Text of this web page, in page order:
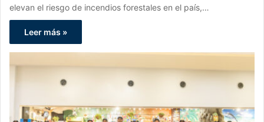
elevan el riesgo de incendios forestales en el país,…
Leer más »